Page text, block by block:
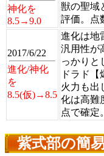
神化を
8.5→9.0
獣の聖域
評価。点
2017/6/22
進化/神化
を
8.5(仮)→8.5
進化は地
汎用性が
っかりと
ドラド
火力も出
化は高難
点で確定。
紫式部の簡